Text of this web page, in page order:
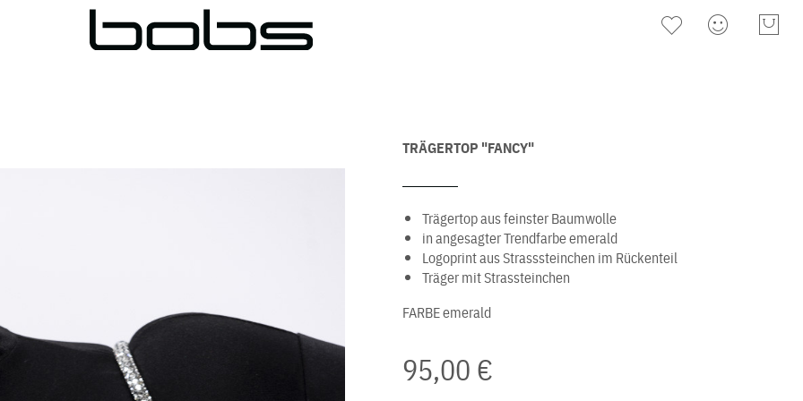
TRÄGERTOP "FANCY"
Trägertop aus feinster Baumwolle
in angesagter Trendfarbe emerald
Logoprint aus Strasssteinchen im Rückenteil
Träger mit Strassteinchen
FARBEemerald
95,00 €